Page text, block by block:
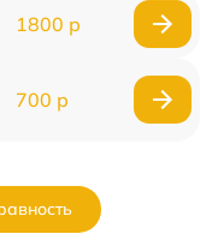
1800 р
700 р